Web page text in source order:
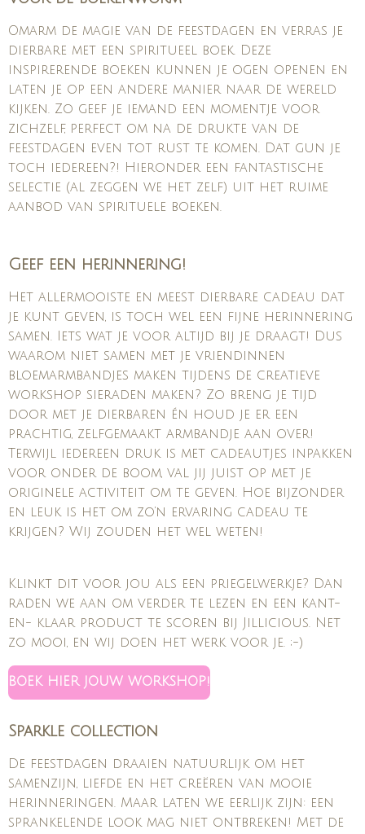
Omarm de magie van de feestdagen en verras je
dierbare met een spiritueel boek. Deze
inspirerende boeken kunnen je ogen openen en
laten je op een andere manier naar de wereld
kijken. Zo geef je iemand een momentje voor
zichzelf, perfect om na de drukte van de
feestdagen even tot rust te komen. Dat gun je
toch iedereen?! Hieronder een fantastische
selectie (al zeggen we het zelf) uit het ruime
aanbod van spirituele boeken.
Geef een herinnering!
Het allermooiste en meest dierbare cadeau dat
je kunt geven, is toch wel een fijne herinnering
samen. Iets wat je voor altijd bij je draagt! Dus
waarom niet samen met je vriendinnen
bloemarmbandjes maken tijdens de creatieve
workshop sieraden maken? Zo breng je tijd
door met je dierbaren én houd je er een
prachtig, zelfgemaakt armbandje aan over!
Terwijl iedereen druk is met cadeautjes inpakken
voor onder de boom, val jij juist op met je
originele activiteit om te geven. Hoe bijzonder
en leuk is het om zo’n ervaring cadeau te
krijgen? Wij zouden het wel weten!
Klinkt dit voor jou als een priegelwerkje? Dan
raden we aan om verder te lezen en een kant-
en- klaar product te scoren bij Jillicious. Net
zo mooi, en wij doen het werk voor je. ;-)
BOEK HIER JOUW WORKSHOP!
Sparkle collection
De feestdagen draaien natuurlijk om het
samenzijn, liefde en het creëren van mooie
herinneringen. Maar laten we eerlijk zijn: een
sprankelende look mag niet ontbreken! Met de